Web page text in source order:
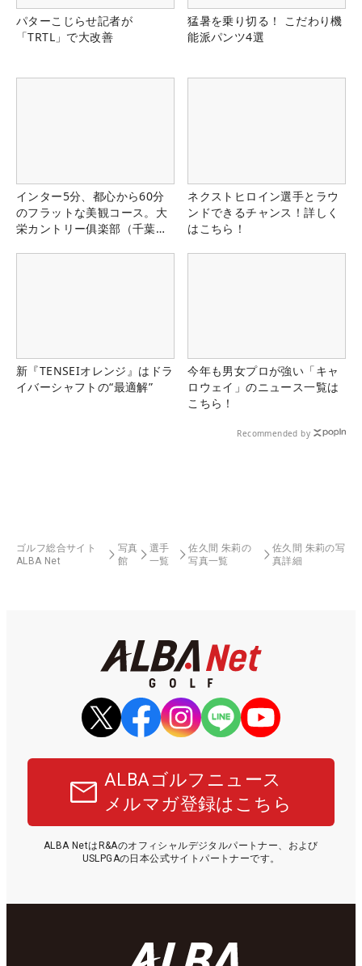
パターこじらせ記者が
「TRTL」で大改善
猛暑を乗り切る！ こだわり機
能派パンツ4選
インター5分、都心から60分
のフラットな美観コース。大
栄カントリー俱楽部（千葉
ネクストヒロイン選手とラウ
ンドできるチャンス！詳しく
はこちら！
新『TENSEIオレンジ』はドラ
イバーシャフトの“最適解”
今年も男女プロが強い「キャ
ロウェイ」のニュース一覧は
こちら！
Recommended by
ゴルフ総合サイト
ALBA Net
写真
館
選手
一覧
佐久間 朱莉の
写真一覧
佐久間 朱莉の写
真詳細
ALBAゴルフニュース
メルマガ登録はこちら
ALBA NetはR&Aのオフィシャルデジタルパートナー、および
USLPGAの日本公式サイトパートナーです。